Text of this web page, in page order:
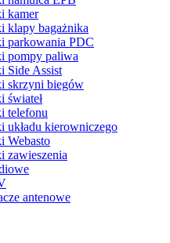
kamer
klapy bagażnika
parkowania PDC
pompy paliwa
Side Assist
skrzyni biegów
świateł
telefonu
układu kierowniczego
Webasto
zawieszenia
antenowe